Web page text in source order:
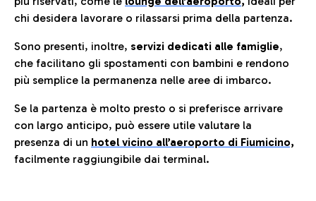
chi desidera lavorare o rilassarsi prima della partenza.
Sono presenti, inoltre, servizi dedicati alle famiglie,
che facilitano gli spostamenti con bambini e rendono
più semplice la permanenza nelle aree di imbarco.
Se la partenza è molto presto o si preferisce arrivare
con largo anticipo, può essere utile valutare la
presenza di un hotel vicino all’aeroporto di Fiumicino,
facilmente raggiungibile dai terminal.